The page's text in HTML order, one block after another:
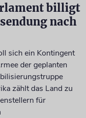
billigt
nach
sich ein Kontingent
der geplanten
zählt das Land zu
für